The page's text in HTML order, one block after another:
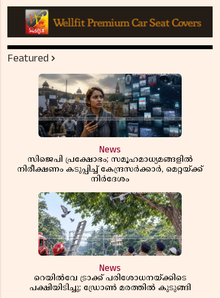
Featured
News
സിജെപി പ്രക്ഷോഭം; സമൂഹമാധ്യമങ്ങളിൽ
നിരീക്ഷണം കടുപ്പിച്ച് കേന്ദ്രസർക്കാർ, മെറ്റയ്ക്ക്
നിർദേശം
News
റെയിൽവേ ട്രാക്ക് പരിശോധനയ്ക്കിടെ
പക്ഷിയിടിച്ചു; ഡ്രോൺ മരത്തിൽ കുടുങ്ങി